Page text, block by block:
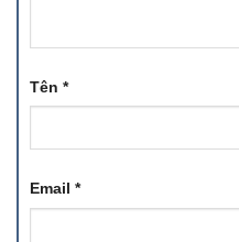
Tên *
Email *